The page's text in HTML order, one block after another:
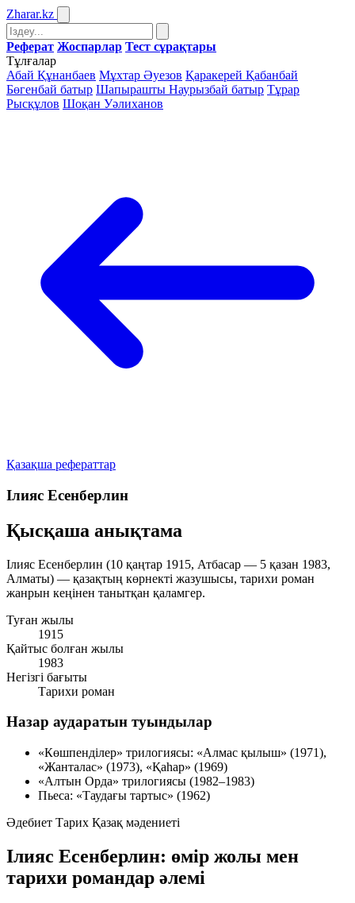
Zharar.kz
Реферат Жоспарлар Тест сұрақтары
Тұлғалар
Абай Құнанбаев Мұхтар Әуезов Қаракерей Қабанбай
Бөгенбай батыр Шапырашты Наурызбай батыр Тұрар
Рысқұлов Шоқан Уәлиханов
Қазақша рефераттар
Ілияс Есенберлин
Қысқаша анықтама
Ілияс Есенберлин (10 қаңтар 1915, Атбасар — 5 қазан 1983,
Алматы) — қазақтың көрнекті жазушысы, тарихи роман
жанрын кеңінен танытқан қаламгер.
Туған жылы
1915
Қайтыс болған жылы
1983
Негізгі бағыты
Тарихи роман
Назар аударатын туындылар
«Көшпенділер» трилогиясы: «Алмас қылыш» (1971),
«Жанталас» (1973), «Қаһар» (1969)
«Алтын Орда» трилогиясы (1982–1983)
Пьеса: «Таудағы тартыс» (1962)
Әдебиет Тарих Қазақ мәдениеті
Ілияс Есенберлин: өмір жолы мен
тарихи романдар әлемі